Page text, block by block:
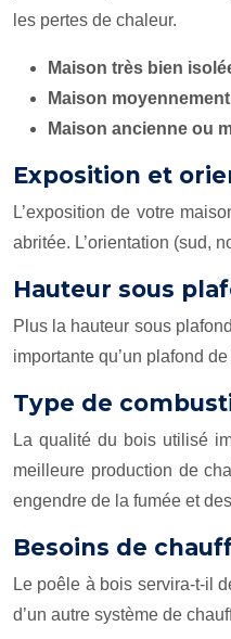
les pertes de chaleur.
Maison très bien
Maison
Maison ancienne ou
Exposition et
L’exposition de votre
abritée. L’orientation (sud,
Hauteur sous
Plus la hauteur sous
importante qu’un plafond
Type de
La qualité du bois utilisé
meilleure production de
engendre de la fumée et
Besoins de
Le poêle à bois servira-t-il
d’un autre système de